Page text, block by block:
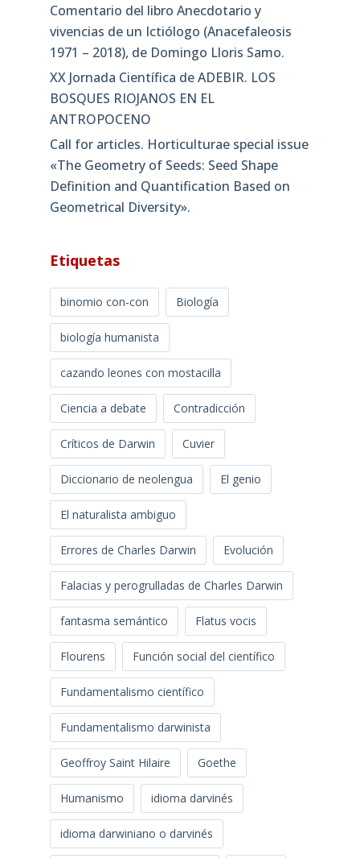
Comentario del libro Anecdotario y
vivencias de un Ictiólogo (Anacefaleosis
1971 – 2018), de Domingo Lloris Samo.
XX Jornada Científica de ADEBIR. LOS
BOSQUES RIOJANOS EN EL
ANTROPOCENO
Call for articles. Horticulturae special issue
«The Geometry of Seeds: Seed Shape
Definition and Quantification Based on
Geometrical Diversity»​.
Etiquetas
binomio con-con Biología
biología humanista
cazando leones con mostacilla
Ciencia a debate Contradicción
Críticos de Darwin Cuvier
Diccionario de neolengua El genio
El naturalista ambiguo
Errores de Charles Darwin Evolución
Falacias y perogrulladas de Charles Darwin
fantasma semántico Flatus vocis
Flourens Función social del científico
Fundamentalismo científico
Fundamentalismo darwinista
Geoffroy Saint Hilaire Goethe
Humanismo idioma darvinés
idioma darwiniano o darvinés